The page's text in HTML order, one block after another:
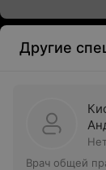
Другие
Врач общей